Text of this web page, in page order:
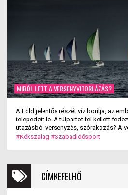
MIBŐL LETT A VERSENYVITORLÁZÁS?
A Föld jelentős részét víz borítja, az
telepedett le. A túlpartot fel kellett
utazásból versenyzés, szórakozás? A
kialakulása.
#Kékszalag #Szabadidősport
CÍMKEFELHŐ